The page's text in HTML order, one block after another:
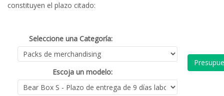
constituyen el plazo citado:
Seleccione una Categoría:
Escoja un modelo: